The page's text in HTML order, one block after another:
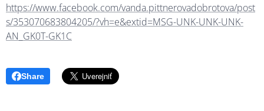
https://www.facebook.com/vanda.pittnerovadobrotova/post
s/353070683804205/?vh=e&extid=MSG-UNK-UNK-UNK-
AN_GK0T-GK1C
Share